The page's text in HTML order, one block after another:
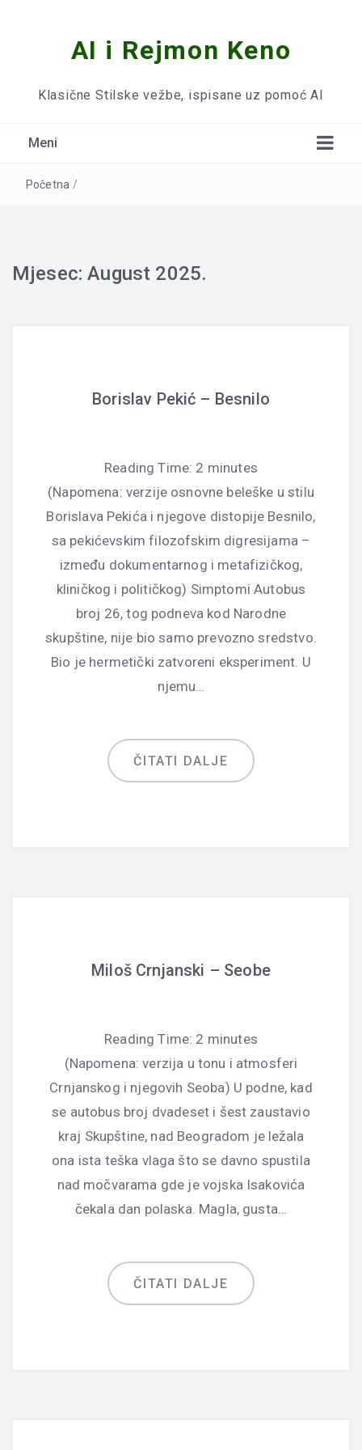
AI i Rejmon Keno
Klasične Stilske vežbe, ispisane uz pomoć AI
Meni
Početna /
Mjesec:August 2025.
Borislav Pekić – Besnilo
Reading Time: 2 minutes
(Napomena: verzije osnovne beleške u stilu
Borislava Pekića i njegove distopije Besnilo,
sa pekićevskim filozofskim digresijama –
između dokumentarnog i metafizičkog,
kliničkog i političkog) Simptomi Autobus
broj 26, tog podneva kod Narodne
skupštine, nije bio samo prevozno sredstvo.
Bio je hermetički zatvoreni eksperiment. U
njemu…
ČITATI DALJE
Miloš Crnjanski – Seobe
Reading Time: 2 minutes
(Napomena: verzija u tonu i atmosferi
Crnjanskog i njegovih Seoba) U podne, kad
se autobus broj dvadeset i šest zaustavio
kraj Skupštine, nad Beogradom je ležala
ona ista teška vlaga što se davno spustila
nad močvarama gde je vojska Isakovića
čekala dan polaska. Magla, gusta…
ČITATI DALJE